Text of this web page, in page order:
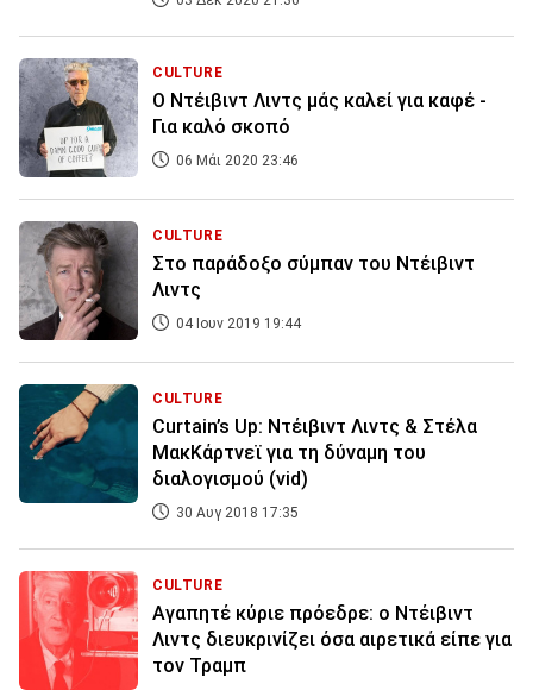
CULTURE
Ο Ντέιβιντ Λιντς μάς καλεί για καφέ -
Για καλό σκοπό
06 Μάι 2020 23:46
CULTURE
Στο παράδοξο σύμπαν του Ντέιβιντ
Λιντς
04 Ιουν 2019 19:44
CULTURE
Curtain’s Up: Ντέιβιντ Λιντς & Στέλα
ΜακΚάρτνεϊ για τη δύναμη του
διαλογισμού (vid)
30 Αυγ 2018 17:35
CULTURE
Αγαπητέ κύριε πρόεδρε: ο Ντέιβιντ
Λιντς διευκρινίζει όσα αιρετικά είπε για
τον Τραμπ